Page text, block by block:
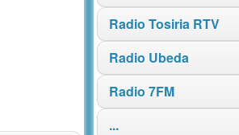
Radio Tosiria RTV
Radio Ubeda
Radio 7FM
...